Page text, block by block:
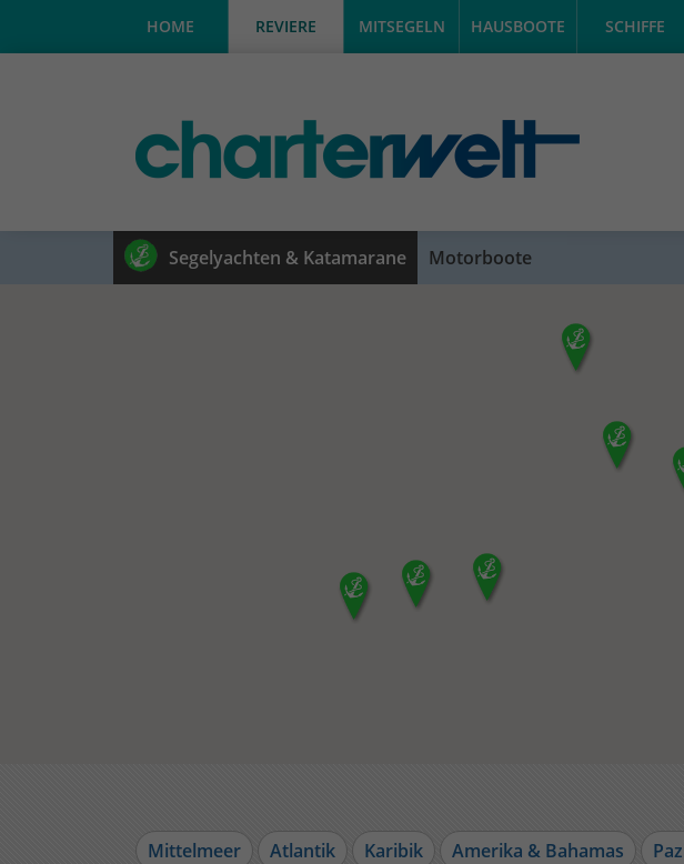
HOME REVIERE MITSEGELN HAUSBOOTE SCHIFFE
Segelyachten & Katamarane Motorboote
Mittelmeer Atlantik Karibik Amerika & Bahamas